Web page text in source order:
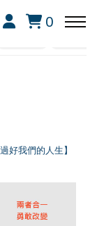
0
網友提問
好我們的人生】